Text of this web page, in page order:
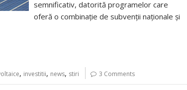
semnificativ, datorită programelor care
oferă o combinație de subvenții naționale și
, investitii, news, stiri 3 Comments